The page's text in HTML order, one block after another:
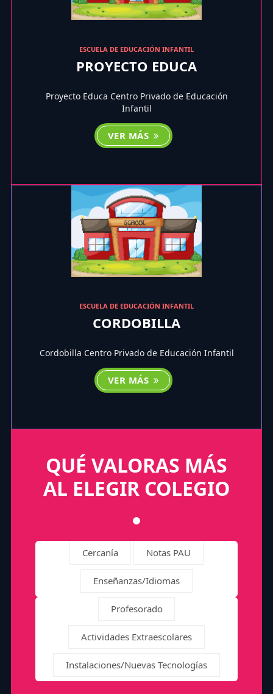
ESCUELA DE EDUCACIÓN INFANTIL
PROYECTO EDUCA
Proyecto Educa Centro Privado de Educación
Infantil
VER MÁS
ESCUELA DE EDUCACIÓN INFANTIL
CORDOBILLA
Cordobilla Centro Privado de Educación Infantil
VER MÁS
QUÉ VALORAS MÁS
AL ELEGIR COLEGIO
Cercanía Notas PAU
Enseñanzas/Idiomas
Profesorado
Actividades Extraescolares
Instalaciones/Nuevas Tecnologías